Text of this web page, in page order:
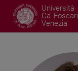
Università
Ca' Foscari
Venezia